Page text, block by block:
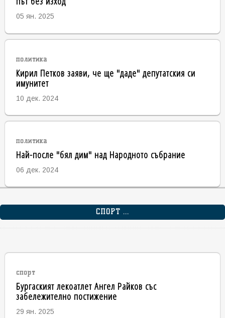
05 ян. 2025
политика
Кирил Петков заяви, че ще "даде" депутатския си
имунитет
10 дек. 2024
политика
Най-после "бял дим" над Народното събрание
06 дек. 2024
СПОРТ ...
спорт
Бургаският лекоатлет Ангел Райков със
забележително постижение
29 ян. 2025